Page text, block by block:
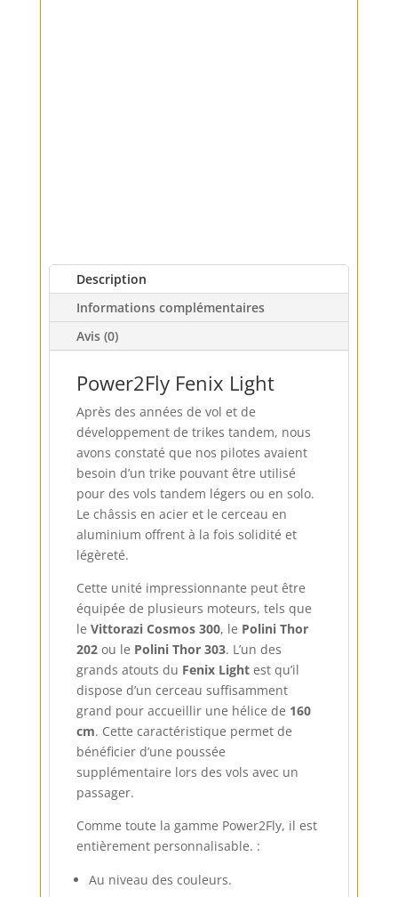
Description
Informations complémentaires
Avis (0)
Power2Fly Fenix Light
Après des années de vol et de
développement de trikes tandem, nous
avons constaté que nos pilotes avaient
besoin d’un trike pouvant être utilisé
pour des vols tandem légers ou en solo.
Le châssis en acier et le cerceau en
aluminium offrent à la fois solidité et
légèreté.
Cette unité impressionnante peut être
équipée de plusieurs moteurs, tels que
le Vittorazi Cosmos 300, le Polini Thor
202ou le Polini Thor 303. L’un des
grands atouts du Fenix Lightest qu’il
dispose d’un cerceau suffisamment
grand pour accueillir une hélice de 160
cm. Cette caractéristique permet de
bénéficier d’une poussée
supplémentaire lors des vols avec un
passager.
Comme toute la gamme Power2Fly, il est
entièrement personnalisable. :
Au niveau des couleurs.